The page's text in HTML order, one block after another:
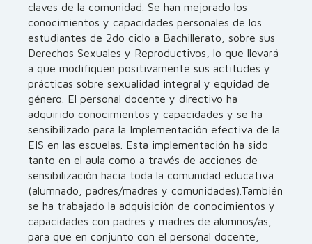
claves de la comunidad. Se han mejorado los
conocimientos y capacidades personales de los
estudiantes de 2do ciclo a Bachillerato, sobre sus
Derechos Sexuales y Reproductivos, lo que llevará
a que modifiquen positivamente sus actitudes y
prácticas sobre sexualidad integral y equidad de
género. El personal docente y directivo ha
adquirido conocimientos y capacidades y se ha
sensibilizado para la Implementación efectiva de la
EIS en las escuelas. Esta implementación ha sido
tanto en el aula como a través de acciones de
sensibilización hacia toda la comunidad educativa
(alumnado, padres/madres y comunidades).También
se ha trabajado la adquisición de conocimientos y
capacidades con padres y madres de alumnos/as,
para que en conjunto con el personal docente,